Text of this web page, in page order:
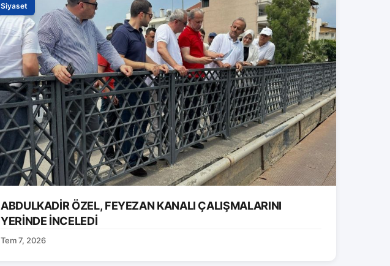
Siyaset
ABDULKADİR ÖZEL, FEYEZAN KANALI ÇALIŞMALARINI
YERİNDE İNCELEDİ
Tem 7, 2026